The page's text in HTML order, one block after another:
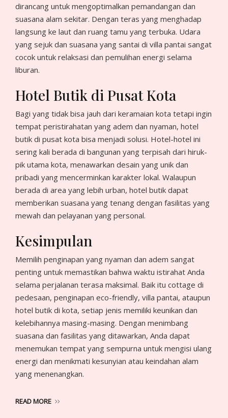
dirancang untuk mengoptimalkan pemandangan dan
suasana alam sekitar. Dengan teras yang menghadap
langsung ke laut dan ruang tamu yang terbuka. Udara
yang sejuk dan suasana yang santai di villa pantai sangat
cocok untuk relaksasi dan pemulihan energi selama
liburan.
Hotel Butik di Pusat Kota
Bagi yang tidak bisa jauh dari keramaian kota tetapi ingin
tempat peristirahatan yang adem dan nyaman, hotel
butik di pusat kota bisa menjadi solusi. Hotel-hotel ini
sering kali berada di bangunan yang terpisah dari hiruk-
pik utama kota, menawarkan desain yang unik dan
pribadi yang mencerminkan karakter lokal. Walaupun
berada di area yang lebih urban, hotel butik dapat
memberikan suasana yang tenang dengan fasilitas yang
mewah dan pelayanan yang personal.
Kesimpulan
Memilih penginapan yang nyaman dan adem sangat
penting untuk memastikan bahwa waktu istirahat Anda
selama perjalanan terasa maksimal. Baik itu cottage di
pedesaan, penginapan eco-friendly, villa pantai, ataupun
hotel butik di kota, setiap jenis memiliki keunikan dan
kelebihannya masing-masing. Dengan menimbang
suasana dan fasilitas yang ditawarkan, Anda dapat
menemukan tempat yang sempurna untuk mengisi ulang
energi dan menikmati kesunyian atau keindahan alam
yang menenangkan.
READ MORE